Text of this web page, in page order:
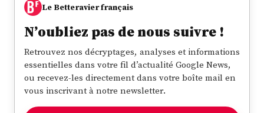
Le Betteravier français
N’oubliez pas de nous suivre !
Retrouvez nos décryptages, analyses et informations
essentielles dans votre fil d’actualité Google News,
ou recevez-les directement dans votre boîte mail en
vous inscrivant à notre newsletter.